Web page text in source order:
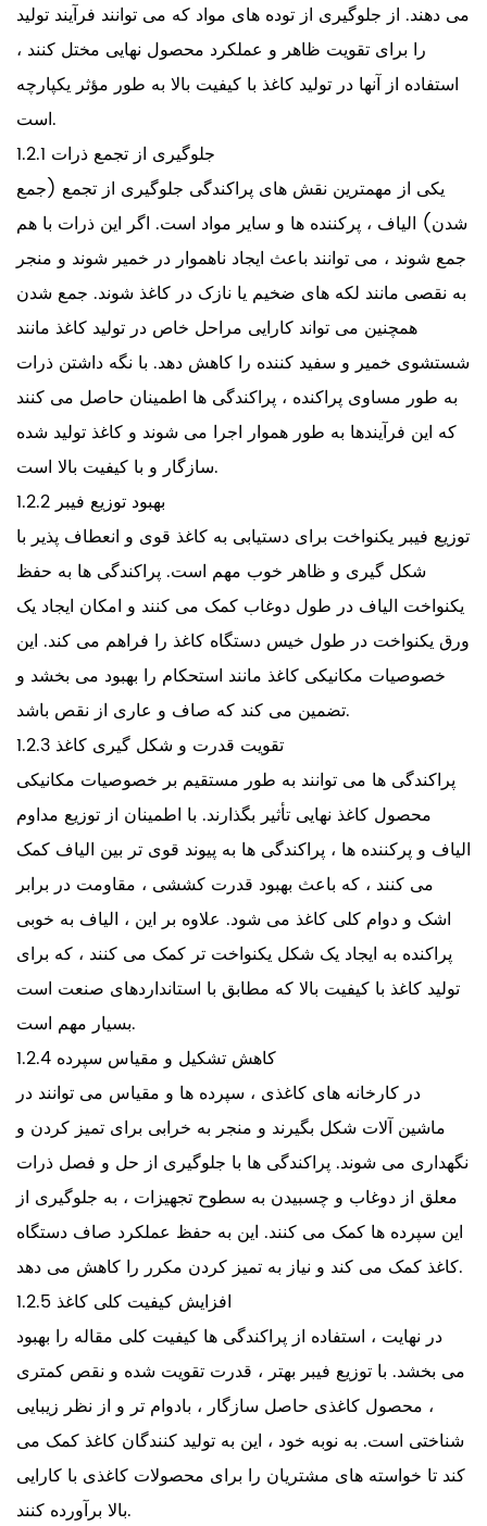
می دهند. از جلوگیری از توده های مواد که می توانند فرآیند تولید
را برای تقویت ظاهر و عملکرد محصول نهایی مختل کنند ،
استفاده از آنها در تولید کاغذ با کیفیت بالا به طور مؤثر یکپارچه
است.
1.2.1 جلوگیری از تجمع ذرات
یکی از مهمترین نقش های پراکندگی جلوگیری از تجمع (جمع
شدن) الیاف ، پرکننده ها و سایر مواد است. اگر این ذرات با هم
جمع شوند ، می توانند باعث ایجاد ناهموار در خمیر شوند و منجر
به نقصی مانند لکه های ضخیم یا نازک در کاغذ شوند. جمع شدن
همچنین می تواند کارایی مراحل خاص در تولید کاغذ مانند
شستشوی خمیر و سفید کننده را کاهش دهد. با نگه داشتن ذرات
به طور مساوی پراکنده ، پراکندگی ها اطمینان حاصل می کنند
که این فرآیندها به طور هموار اجرا می شوند و کاغذ تولید شده
سازگار و با کیفیت بالا است.
1.2.2 بهبود توزیع فیبر
توزیع فیبر یکنواخت برای دستیابی به کاغذ قوی و انعطاف پذیر با
شکل گیری و ظاهر خوب مهم است. پراکندگی ها به حفظ
یکنواخت الیاف در طول دوغاب کمک می کنند و امکان ایجاد یک
ورق یکنواخت در طول خیس دستگاه کاغذ را فراهم می کند. این
خصوصیات مکانیکی کاغذ مانند استحکام را بهبود می بخشد و
تضمین می کند که صاف و عاری از نقص باشد.
1.2.3 تقویت قدرت و شکل گیری کاغذ
پراکندگی ها می توانند به طور مستقیم بر خصوصیات مکانیکی
محصول کاغذ نهایی تأثیر بگذارند. با اطمینان از توزیع مداوم
الیاف و پرکننده ها ، پراکندگی ها به پیوند قوی تر بین الیاف کمک
می کنند ، که باعث بهبود قدرت کششی ، مقاومت در برابر
اشک و دوام کلی کاغذ می شود. علاوه بر این ، الیاف به خوبی
پراکنده به ایجاد یک شکل یکنواخت تر کمک می کنند ، که برای
تولید کاغذ با کیفیت بالا که مطابق با استانداردهای صنعت است
بسیار مهم است.
1.2.4 کاهش تشکیل و مقیاس سپرده
در کارخانه های کاغذی ، سپرده ها و مقیاس می توانند در
ماشین آلات شکل بگیرند و منجر به خرابی برای تمیز کردن و
نگهداری می شوند. پراکندگی ها با جلوگیری از حل و فصل ذرات
معلق از دوغاب و چسبیدن به سطوح تجهیزات ، به جلوگیری از
این سپرده ها کمک می کنند. این به حفظ عملکرد صاف دستگاه
کاغذ کمک می کند و نیاز به تمیز کردن مکرر را کاهش می دهد.
1.2.5 افزایش کیفیت کلی کاغذ
در نهایت ، استفاده از پراکندگی ها کیفیت کلی مقاله را بهبود
می بخشد. با توزیع فیبر بهتر ، قدرت تقویت شده و نقص کمتری
، محصول کاغذی حاصل سازگار ، بادوام تر و از نظر زیبایی
شناختی است. به نوبه خود ، این به تولید کنندگان کاغذ کمک می
کند تا خواسته های مشتریان را برای محصولات کاغذی با کارایی
بالا برآورده کنند.